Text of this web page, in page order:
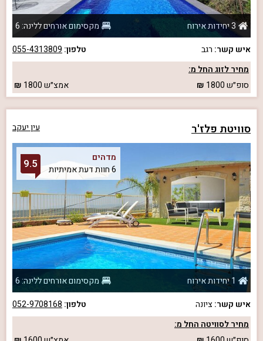
3 יחידות אירוח
מקסימום אורחים ללינה: 6
איש קשר: רגב טלפון: 055-4313809
מחיר לזוג החל מ:
סופ״ש1800 אמצ״ש1800
סוויטת פלז'ר עין יעקב
מדהים
6 חוות דעת אמיתיות
9.5
1 יחידות אירוח
מקסימום אורחים ללינה: 6
איש קשר:ציונה טלפון: 052-9708168
מחיר לסוויטה החל מ: